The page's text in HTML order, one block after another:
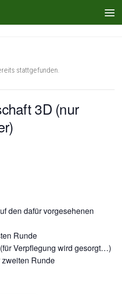
stattgefunden.
3D (nur
den dafür vorgesehenen
Runde
Verpflegung wird gesorgt…)
Runde